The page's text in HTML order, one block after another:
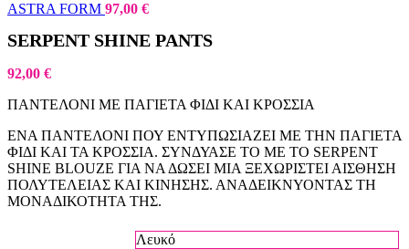
ASTRA FORM 97,00 €
SERPENT SHINE PANTS
92,00 €
ΠΑΝΤΕΛΟΝΙ ΜΕ ΠΑΓΙΕΤΑ ΦΙΔΙ ΚΑΙ ΚΡΟΣΣΙΑ
ΕΝΑ ΠΑΝΤΕΛΟΝΙ ΠΟΥ ΕΝΤΥΠΩΣΙΑΖΕΙ ΜΕ ΤΗΝ ΠΑΓΙΕΤΑ
ΦΙΔΙ ΚΑΙ ΤΑ ΚΡΟΣΣΙΑ. ΣΥΝΔΥΑΣΕ ΤΟ ΜΕ ΤΟ SERPENT
SHINE BLOUZE ΓΙΑ ΝΑ ΔΩΣΕΙ ΜΙΑ ΞΕΧΩΡΙΣΤΕΙ ΑΙΣΘΗΣΗ
ΠΟΛΥΤΕΛΕΙΑΣ ΚΑΙ ΚΙΝΗΣΗΣ. ΑΝΑΔΕΙΚΝΥΟΝΤΑΣ ΤΗ
ΜΟΝΑΔΙΚΟΤΗΤΑ ΤΗΣ.
Λευκό